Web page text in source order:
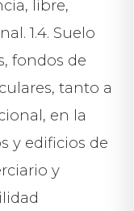
libre,
1.4. Suelo
fondos de
tanto a
en la
y edificios de
y